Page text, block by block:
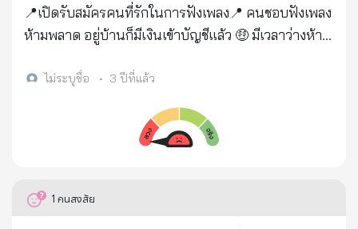
📍เปิดรับสมัครคนที่รักในการฟังเพลง📍 คนชอบฟังเพลง
ห้ามพลาด อยู่บ้านก็มีเงินเข้าบัญชีแล้ว 🤑 มีเวลาว่างห้าม
ขอคนพร้อมเริ่มงานได้เลย 🍬 นักเรียน นักศึกษา ว่าง
📌สนใจแอด LINE : @734ppovc นะคะ
ไม่ระบุชื่อ • 3 ปีที่แล้ว
1 คนสงสัย